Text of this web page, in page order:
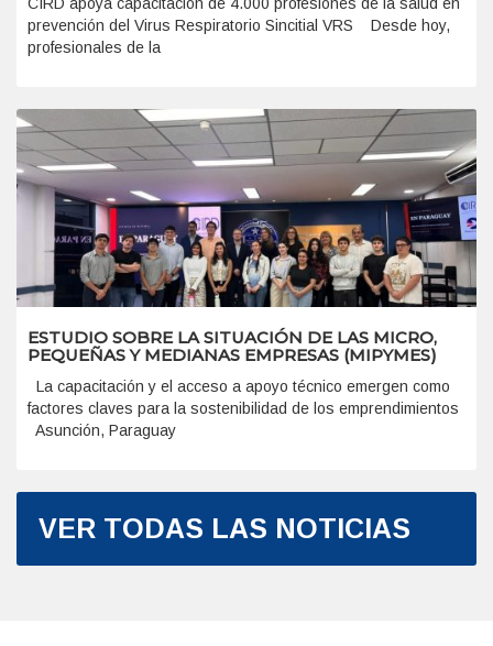
prevención del Virus Respiratorio Sincitial VRS Desde hoy,
profesionales de la
ESTUDIO SOBRE LA SITUACIÓN DE LAS MICRO,
PEQUEÑAS Y MEDIANAS EMPRESAS (MIPYMES)
La capacitación y el acceso a apoyo técnico emergen como
factores claves para la sostenibilidad de los emprendimientos
Asunción, Paraguay
VER TODAS LAS NOTICIAS